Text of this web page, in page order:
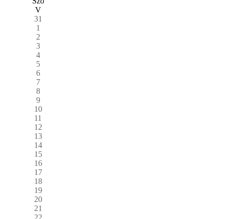
V
31
1
2
3
4
5
6
7
8
9
10
11
12
13
14
15
16
17
18
19
20
21
22